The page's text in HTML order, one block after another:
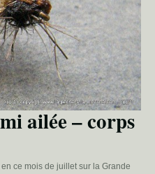
ailée – corps
ce mois de juillet sur la Grande